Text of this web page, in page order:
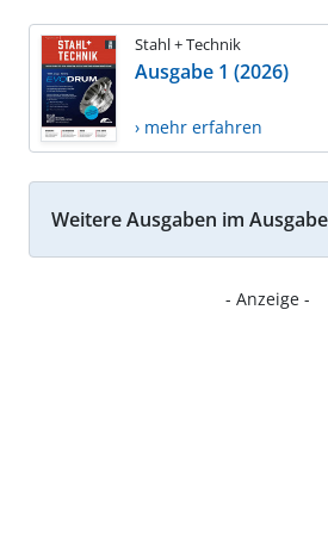
Stahl + Technik
Ausgabe 1 (2026)
› mehr erfahren
Weitere Ausgaben im
- Anzeige -